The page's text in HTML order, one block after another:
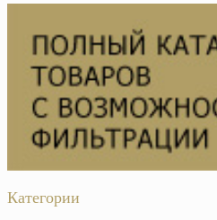
Категории